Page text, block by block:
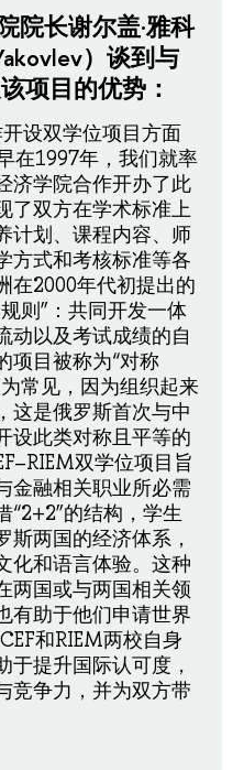
院长谢尔盖·雅科
）谈到与
项目的优势：
设双学位项目方面
在1997年，我们就率
济学院合作开办了此
了双方在学术标准上
计划、课程内容、师
方式和考核标准等各
在2000年代初提出的
则”：共同开发一体
动以及考试成绩的自
项目被称为“对称
常见，因为组织起来
这是俄罗斯首次与中
设此类对称且平等的
双学位项目旨
金融相关职业所必需
“2+2”的结构，学生
斯两国的经济体系，
化和语言体验。这种
两国或与两国相关领
有助于他们申请世界
和RIEM两校自身
于提升国际认可度，
竞争力，并为双方带